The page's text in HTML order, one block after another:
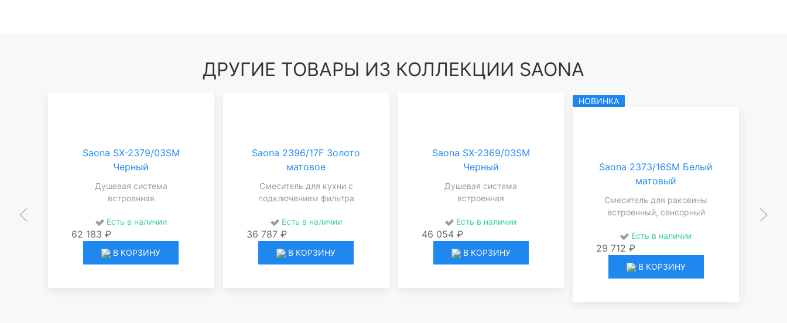
ДРУГИЕ ТОВАРЫ ИЗ КОЛЛЕКЦИИ SAONA
Saona SX-2379/03SM
Черный
Душевая система
встроенная
Есть в наличии
62 183 ₽
В КОРЗИНУ
Saona 2396/17F Золото
матовое
Смеситель для кухни с
подключением фильтра
Есть в наличии
36 787 ₽
В КОРЗИНУ
Saona SX-2369/03SM
Черный
Душевая система
встроенная
Есть в наличии
46 054 ₽
В КОРЗИНУ
НОВИНКА
Saona 2373/16SM Белый
матовый
Смеситель для раковины
встроенный, сенсорный
Есть в наличии
29 712 ₽
В КОРЗИНУ